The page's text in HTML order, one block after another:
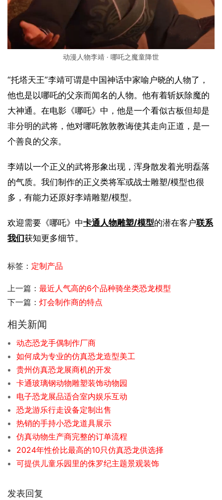
动漫人物李靖 · 哪吒之魔童降世
“托塔天王”李靖可谓是中国神话中家喻户晓的人物了，
他也是以哪吒的父亲而闻名的人物。他有着斩妖除魔的
大神通。在电影《哪吒》中，他是一个看似古板但却是
非分明的武将，他对哪吒敦敦教诲使其走向正道，是一
个善良的父亲。
李靖以一个正义的武将形象出现，浑身散发着光明磊落
的气质。我们制作的正义类将军或战士雕塑/模型也很
多，有能力还原好李靖雕塑/模型。
欢迎需要《哪吒》中卡通人物雕塑/模型的潜在客户联系
我们获知更多细节。
标签： 定制产品
上一篇： 最近人气高的6个品种骑坐类恐龙模型
下一篇： 灯会制作商的特点
相关新闻
动态恐龙手偶制作厂商
如何成为专业的仿真恐龙造型美工
贵州仿真恐龙展商机的开发
卡通玻璃钢动物雕塑装饰动物园
电子恐龙展品适合室内娱乐互动
恐龙游乐行走设备定制出售
热销的手持小恐龙道具展示
仿真动物生产商完整的订单流程
2024年性价比最高的10只仿真恐龙供选择
可提供儿童乐园里的侏罗纪主题景观装饰
发表回复